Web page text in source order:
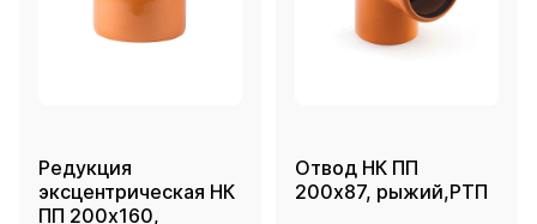
Редукция
эксцентрическая НК
ПП 200х160,
Отвод НК ПП
200х87, рыжий,РТП